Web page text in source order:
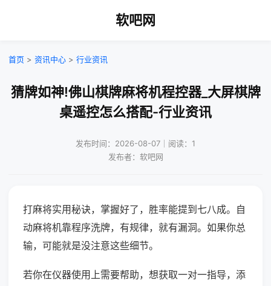
软吧网
首页 > 资讯中心 > 行业资讯
猜牌如神!佛山棋牌麻将机程控器_大屏棋牌
桌遥控怎么搭配-行业资讯
发布时间：2026-08-07｜阅读：1
发布者：软吧网
打麻将实用秘诀，掌握好了，胜率能提到七八成。自
动麻将机靠程序洗牌，有规律，就有漏洞。如果你总
输，可能就是没注意这些细节。
若你在仪器使用上需要帮助，想获取一对一指导，添